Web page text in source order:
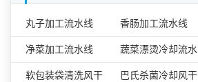
食品加工流水线
丸子加工流水线 香肠加工流水线
净菜加工流水线 蔬菜漂烫冷却流水
线
软包装袋清洗风干 巴氏杀菌冷却风干